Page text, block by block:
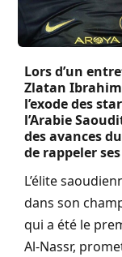
Lors d’un
Zlatan
l’exode des
l’Arabie
des avances
de rappeler
L’élite
dans son
qui a été le
Al-Nassr,